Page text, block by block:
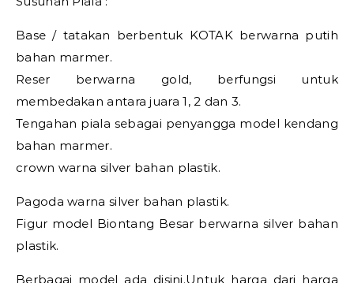
Base / tatakan berbentuk KOTAK berwarna putih
bahan marmer.
Reser berwarna gold, berfungsi untuk
membedakan antara juara 1, 2 dan 3.
Tengahan piala sebagai penyangga model kendang
bahan marmer.
crown warna silver bahan plastik.
Pagoda warna silver bahan plastik.
Figur model Biontang Besar berwarna silver bahan
plastik.
Berbagai model ada disini.Untuk harga dari harga